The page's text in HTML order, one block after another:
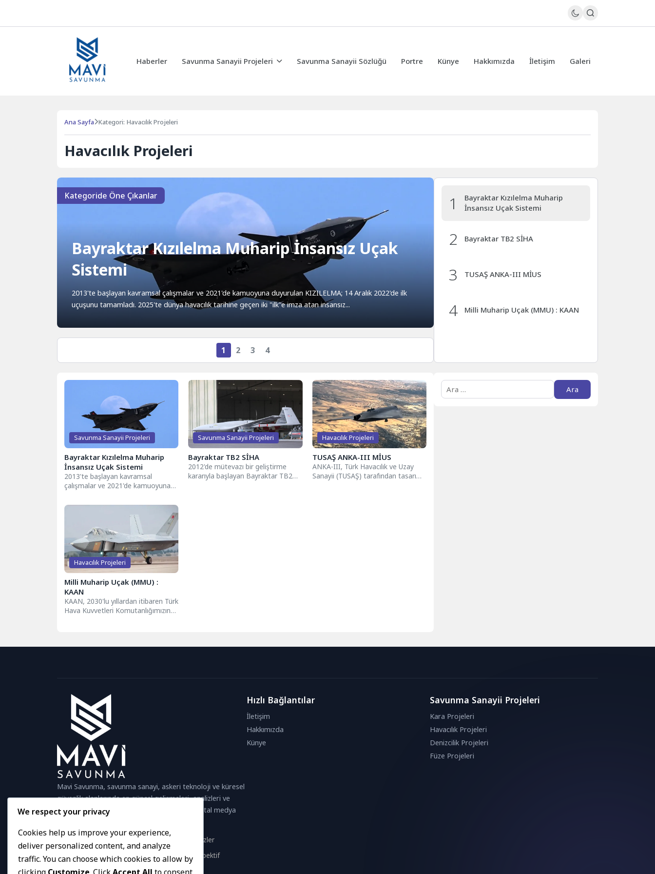
Haberler Savunma Sanayii Projeleri Savunma Sanayii Sözlüğü Portre Künye Hakkımızda İletişim Galeri
Ana Sayfa Kategori: Havacılık Projeleri
Havacılık Projeleri
Kategoride Öne Çıkanlar
Bayraktar Kızılelma Muharip İnsansız Uçak
Sistemi
2013'te başlayan kavramsal çalışmalar ve 2021'de kamuoyuna duyurulan KIZILELMA; 14 Aralık 2022'de ilk
uçuşunu tamamladı. 2025'te dünya havacılık tarihine geçen iki "ilk"e imza atan insansız...
1 2 3 4
1
Bayraktar Kızılelma Muharip
İnsansız Uçak Sistemi
2 Bayraktar TB2 SİHA
3 TUSAŞ ANKA-III MİUS
4 Milli Muharip Uçak (MMU) : KAAN
Savunma Sanayii Projeleri
Bayraktar Kızılelma Muharip
İnsansız Uçak Sistemi
2013'te başlayan kavramsal
çalışmalar ve 2021'de kamuoyuna
2022'de ilk uçuşunu tamamladı....
Savunma Sanayii Projeleri
Bayraktar TB2 SİHA
2012'de mütevazı bir geliştirme
kararıyla başlayan Bayraktar TB2
Havacılık Projeleri
TUSAŞ ANKA-III MİUS
ANKA-III, Türk Havacılık ve Uzay
Sanayii (TUSAŞ) tarafından tasarım
Havacılık Projeleri
Milli Muharip Uçak (MMU) :
KAAN
KAAN, 2030'lu yıllardan itibaren Türk
Hava Kuvvetleri Komutanlığımızın
Mavi Savunma, savunma sanayi, askeri teknoloji ve küresel
güvenlik alanlarında en güncel gelişmeleri, analizleri ve
projeleri okuyucularına sunan bağımsız bir dijital medya
Güvenilir İçerik
Güncel Analizler
Hızlı Haberler
Global Perspektif
Hızlı Bağlantılar
İletişim
Hakkımızda
Künye
Savunma Sanayii Projeleri
Kara Projeleri
Havacılık Projeleri
Denizcilik Projeleri
Füze Projeleri
We respect your privacy
Cookies help us improve your experience,
deliver personalized content, and analyze
traffic. You can choose which cookies to allow by